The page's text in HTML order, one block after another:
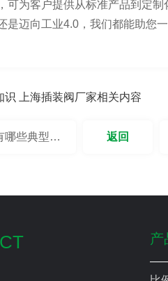
可为客户提供从标准产品到定
是迈向工业4.0，我们都能助您一
识 上海插装阀厂家相关内容
哪些典型应 返回
产